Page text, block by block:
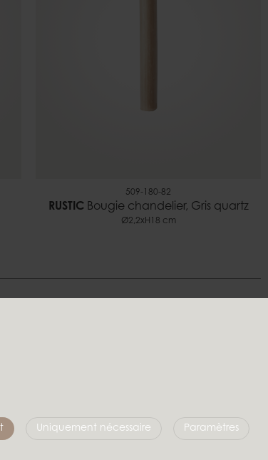
Uniquement nécessaire Paramètres
509-180-82
RUSTICBougie chandelier, Gris quartz
Ø2,2xH18 cm